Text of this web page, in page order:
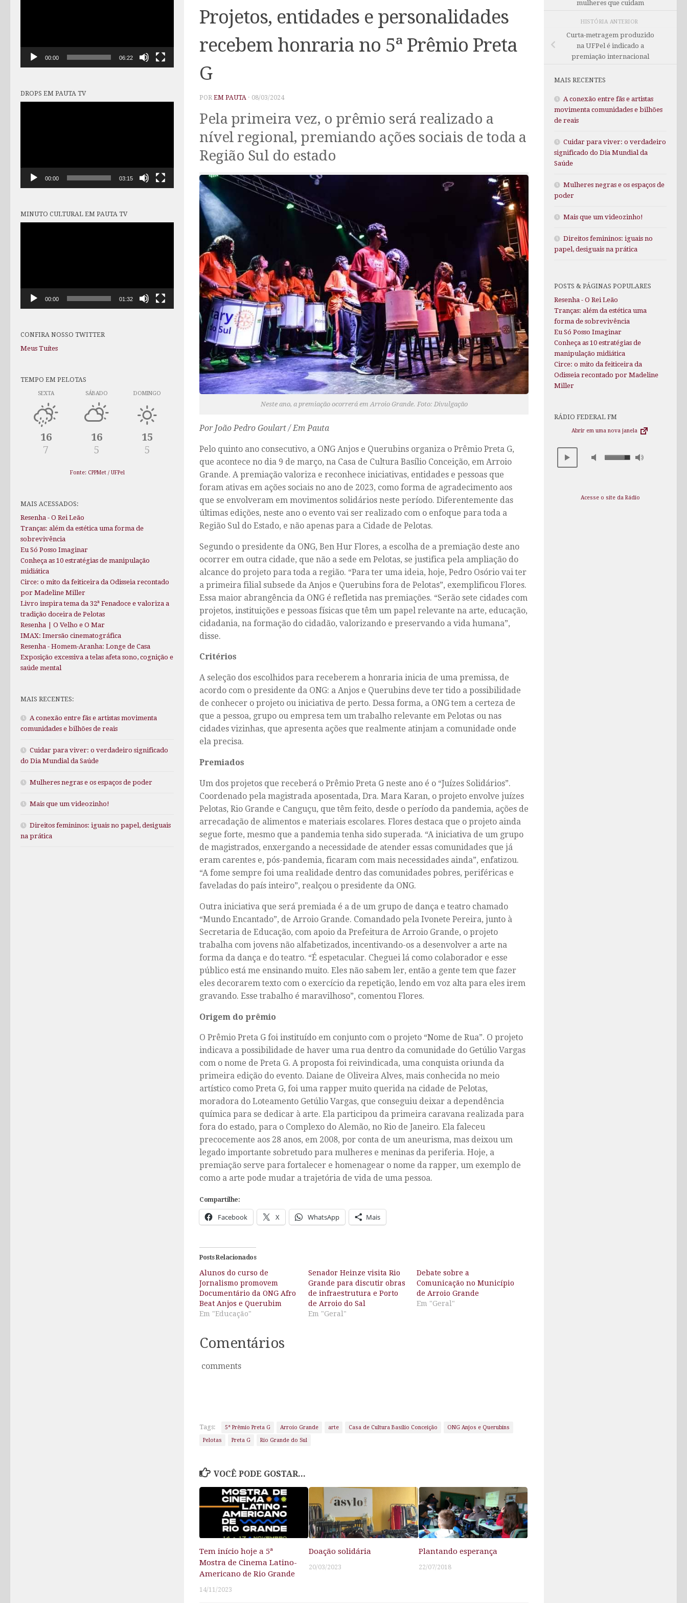
Projetos, entidades e personalidades
recebem honraria no 5ª Prêmio Preta
G
POR EM PAUTA · 08/03/2024
Pela primeira vez, o prêmio será realizado a
nível regional, premiando ações sociais de toda a
Região Sul do estado
Neste ano, a premiação ocorrerá em Arroio Grande. Foto: Divulgação
Por João Pedro Goulart / Em Pauta
Pelo quinto ano consecutivo, a ONG Anjos e Querubins organiza o Prêmio Preta G,
que acontece no dia 9 de março, na Casa de Cultura Basílio Conceição, em Arroio
Grande. A premiação valoriza e reconhece iniciativas, entidades e pessoas que
foram ativas em ações sociais no ano de 2023, como forma de agradecimento aos
que se envolveram em movimentos solidários neste período. Diferentemente das
últimas edições, neste ano o evento vai ser realizado com o enfoque para toda a
Região Sul do Estado, e não apenas para a Cidade de Pelotas.
Segundo o presidente da ONG, Ben Hur Flores, a escolha de a premiação deste ano
ocorrer em outra cidade, que não a sede em Pelotas, se justifica pela ampliação do
alcance do projeto para toda a região. “Para ter uma ideia, hoje, Pedro Osório vai ter
a primeira filial subsede da Anjos e Querubins fora de Pelotas”, exemplificou Flores.
Essa maior abrangência da ONG é refletida nas premiações. “Serão sete cidades com
projetos, instituições e pessoas físicas que têm um papel relevante na arte, educação,
cidadania, na formação do cidadão, valorizando e preservando a vida humana”,
disse.
Critérios
A seleção dos escolhidos para receberem a honraria inicia de uma premissa, de
acordo com o presidente da ONG: a Anjos e Querubins deve ter tido a possibilidade
de conhecer o projeto ou iniciativa de perto. Dessa forma, a ONG tem a certeza de
que a pessoa, grupo ou empresa tem um trabalho relevante em Pelotas ou nas
cidades vizinhas, que apresenta ações que realmente atinjam a comunidade onde
ela precisa.
Premiados
Um dos projetos que receberá o Prêmio Preta G neste ano é o “Juízes Solidários”.
Coordenado pela magistrada aposentada, Dra. Mara Karan, o projeto envolve juízes
Pelotas, Rio Grande e Canguçu, que têm feito, desde o período da pandemia, ações de
arrecadação de alimentos e materiais escolares. Flores destaca que o projeto ainda
segue forte, mesmo que a pandemia tenha sido superada. “A iniciativa de um grupo
de magistrados, enxergando a necessidade de atender essas comunidades que já
eram carentes e, pós-pandemia, ficaram com mais necessidades ainda”, enfatizou.
“A fome sempre foi uma realidade dentro das comunidades pobres, periféricas e
faveladas do país inteiro”, realçou o presidente da ONG.
Outra iniciativa que será premiada é a de um grupo de dança e teatro chamado
“Mundo Encantado”, de Arroio Grande. Comandado pela Ivonete Pereira, junto à
Secretaria de Educação, com apoio da Prefeitura de Arroio Grande, o projeto
trabalha com jovens não alfabetizados, incentivando-os a desenvolver a arte na
forma da dança e do teatro. “É espetacular. Cheguei lá como colaborador e esse
público está me ensinando muito. Eles não sabem ler, então a gente tem que fazer
eles decorarem texto com o exercício da repetição, lendo em voz alta para eles irem
gravando. Esse trabalho é maravilhoso”, comentou Flores.
Origem do prêmio
O Prêmio Preta G foi instituído em conjunto com o projeto “Nome de Rua”. O projeto
indicava a possibilidade de haver uma rua dentro da comunidade do Getúlio Vargas
com o nome de Preta G. A proposta foi reivindicada, uma conquista oriunda da
primeira edição do evento. Daiane de Oliveira Alves, mais conhecida no meio
artístico como Preta G, foi uma rapper muito querida na cidade de Pelotas,
moradora do Loteamento Getúlio Vargas, que conseguiu deixar a dependência
química para se dedicar à arte. Ela participou da primeira caravana realizada para
fora do estado, para o Complexo do Alemão, no Rio de Janeiro. Ela faleceu
precocemente aos 28 anos, em 2008, por conta de um aneurisma, mas deixou um
legado importante sobretudo para mulheres e meninas da periferia. Hoje, a
premiação serve para fortalecer e homenagear o nome da rapper, um exemplo de
como a arte pode mudar a trajetória de vida de uma pessoa.
Compartilhe:
Facebook X WhatsApp Mais
Posts Relacionados
Alunos do curso de
Jornalismo promovem
Documentário da ONG Afro
Beat Anjos e Querubim
Em "Educação"
Senador Heinze visita Rio
Grande para discutir obras
de infraestrutura e Porto
de Arroio do Sal
Em "Geral"
Debate sobre a
Comunicação no Município
de Arroio Grande
Em "Geral"
Comentários
comments
Tags: 5ª Prêmio Preta G Arroio Grande arte Casa de Cultura Basílio Conceição
ONG Anjos e Querubins
Pelotas
Preta G Rio Grande do Sul
VOCÊ PODE GOSTAR...
Tem início hoje a 5ª
Mostra de Cinema Latino-
Americano de Rio Grande
14/11/2023
Doação solidária
20/03/2023
Plantando esperança
22/07/2018
00:00 06:22
DROPS EM PAUTA TV
00:00 03:15
MINUTO CULTURAL EM PAUTA TV
00:00 01:32
CONFIRA NOSSO TWITTER
Meus Tuítes
TEMPO EM PELOTAS
SEXTA
16
7
SÁBADO
16
5
DOMINGO
15
5
Fonte: CPPMet / UFPel
MAIS ACESSADOS:
Resenha - O Rei Leão
Tranças: além da estética uma forma de
sobrevivência
Eu Só Posso Imaginar
Conheça as 10 estratégias de manipulação
midiática
Circe: o mito da feiticeira da Odisseia recontado
por Madeline Miller
Livro inspira tema da 32ª Fenadoce e valoriza a
tradição doceira de Pelotas
Resenha | O Velho e O Mar
IMAX: Imersão cinematográfica
Resenha - Homem-Aranha: Longe de Casa
Exposição excessiva a telas afeta sono, cognição e
saúde mental
MAIS RECENTES:
A conexão entre fãs e artistas movimenta
comunidades e bilhões de reais
Cuidar para viver: o verdadeiro significado
do Dia Mundial da Saúde
Mulheres negras e os espaços de poder
Mais que um videozinho!
Direitos femininos: iguais no papel, desiguais
na prática
mulheres que cuidam
HISTÓRIA ANTERIOR
Curta-metragem produzido
na UFPel é indicado a
premiação internacional
MAIS RECENTES
A conexão entre fãs e artistas
movimenta comunidades e bilhões
de reais
Cuidar para viver: o verdadeiro
significado do Dia Mundial da
Saúde
Mulheres negras e os espaços de
poder
Mais que um videozinho!
Direitos femininos: iguais no
papel, desiguais na prática
POSTS & PÁGINAS POPULARES
Resenha - O Rei Leão
Tranças: além da estética uma
forma de sobrevivência
Eu Só Posso Imaginar
Conheça as 10 estratégias de
manipulação midiática
Circe: o mito da feiticeira da
Odisseia recontado por Madeline
Miller
RÁDIO FEDERAL FM
Abrir em uma nova janela
Acesse o site da Rádio